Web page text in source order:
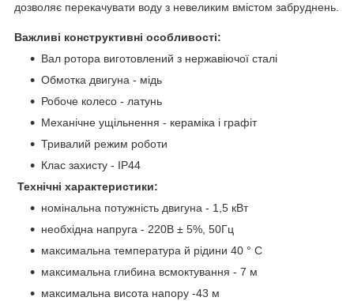
дозволяє перекачувати воду з невеликим вмістом забруднень.
Важливі конструктивні особливості:
Вал ротора виготовлений з нержавіючої сталі
Обмотка двигуна - мідь
Робоче колесо - латунь
Механічне ущільнення - кераміка і графіт
Тривалий режим роботи
Клас захисту - IP44
Технічні характеристики:
номінальна потужність двигуна - 1,5 кВт
необхідна напруга - 220В ± 5%, 50Гц
максимальна температура й рідини 40 ° С
максимальна глибина всмоктування - 7 м
максимальна висота напору -43 м